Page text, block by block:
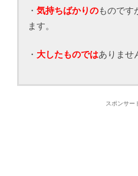
・ 気持ちばかりのものです
ます。
・ 大したものではありませ
スポンサー